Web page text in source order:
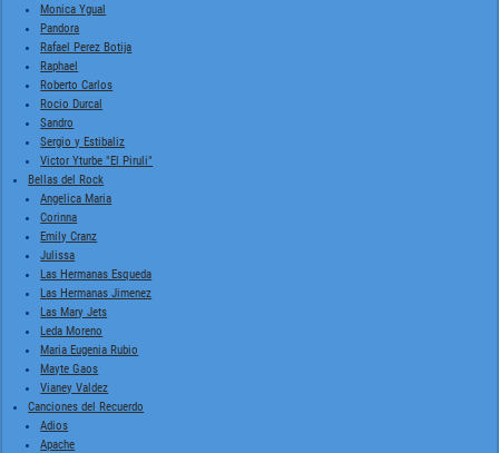
Monica Ygual
Pandora
Rafael Perez Botija
Raphael
Roberto Carlos
Rocio Durcal
Sandro
Sergio y Estibaliz
Victor Yturbe "El Piruli"
Bellas del Rock
Angelica Maria
Corinna
Emily Cranz
Julissa
Las Hermanas Esqueda
Las Hermanas Jimenez
Las Mary Jets
Leda Moreno
Maria Eugenia Rubio
Mayte Gaos
Vianey Valdez
Canciones del Recuerdo
Adios
Apache